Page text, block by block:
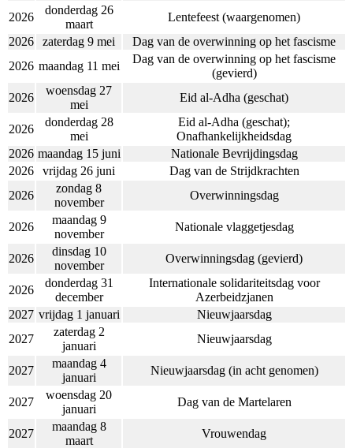
2026
donderdag 26
maart
Lentefeest (waargenomen)
2026
zaterdag 9 mei
Dag van de overwinning op het fascisme
2026 maandag 11 mei
Dag van de overwinning op het fascisme
(gevierd)
2026
woensdag 27
mei
Eid al-Adha (geschat)
2026
donderdag 28
mei
Eid al-Adha (geschat);
Onafhankelijkheidsdag
2026 maandag 15 juni
Nationale Bevrijdingsdag
2026
vrijdag 26 juni
Dag van de Strijdkrachten
2026
zondag 8
november
Overwinningsdag
2026
maandag 9
november
Nationale vlaggetjesdag
2026
dinsdag 10
november
Overwinningsdag (gevierd)
2026
donderdag 31
december
Internationale solidariteitsdag voor
Azerbeidzjanen
2027 vrijdag 1 januari
Nieuwjaarsdag
2027
zaterdag 2
januari
Nieuwjaarsdag
2027
maandag 4
januari
Nieuwjaarsdag (in acht genomen)
2027
woensdag 20
januari
Dag van de Martelaren
2027
maandag 8
maart
Vrouwendag